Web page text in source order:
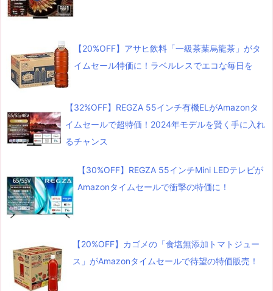
【20%OFF】アサヒ飲料「一級茶葉烏龍茶」がタ
イムセール特価に！ラベルレスでエコな毎日を
【32%OFF】REGZA 55インチ有機ELがAmazonタ
イムセールで超特価！2024年モデルを賢く手に入れ
るチャンス
【30%OFF】REGZA 55インチMini LEDテレビが
Amazonタイムセールで衝撃の特価に！
【20%OFF】カゴメの「食塩無添加トマトジュー
ス」がAmazonタイムセールで待望の特価販売！